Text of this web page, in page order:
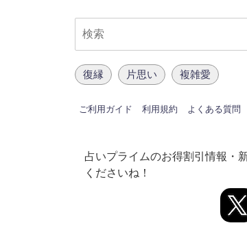
復縁 片思い 複雑愛
ご利用ガイド 利用規約 よくある質問
占いプライムのお得割引情報・
くださいね！